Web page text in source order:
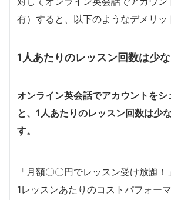
有）すると、以下のようなデメリッ
1人あたりのレッスン回数は少
オンライン英会話でアカウントをシ
と、1人あたりのレッスン回数は少
す。
「月額〇〇円でレッスン受け放題
1レッスンあたりのコストパフォー